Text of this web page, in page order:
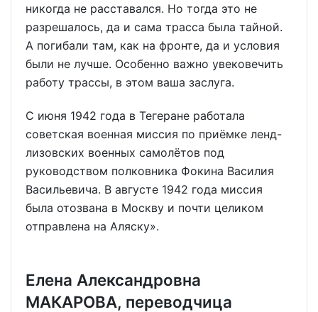
никогда не расставался. Но тогда это не
разрешалось, да и сама трасса была тайной.
А погибали там, как на фронте, да и условия
были не лучше. Особенно важно увековечить
работу трассы, в этом ваша заслуга.
С июня 1942 года в Тегеране работала
советская военная миссия по приёмке ленд-
лизовских военных самолётов под
руководством полковника Фокина Василия
Васильевича. В августе 1942 года миссия
была отозвана в Москву и почти целиком
отправлена на Аляску».
Елена Александровна
МАКАРОВА, переводчица